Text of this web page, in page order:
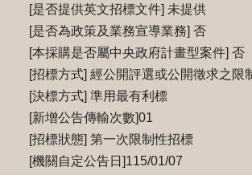
[是否提供英文招標文件] 未提供
[是否為政策及業務宣導業務] 否
[本採購是否屬中央政府計畫型案件] 否
[招標方式] 經公開評選或公開徵求之限
[決標方式] 準用最有利標
[新增公告傳輸次數]01
[招標狀態] 第一次限制性招標
[機關自定公告日]115/01/07